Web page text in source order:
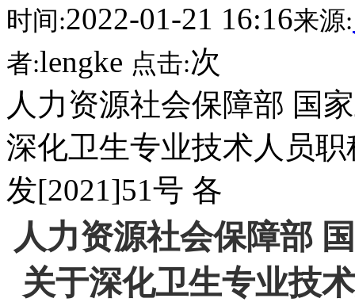
时间:2022-01-21 16:16来源:
者:lengke 点击:次
人力资源社会保障部 国
深化卫生专业技术人员
发[2021]51号 各
人力资源社会保障部
关于深化卫生专业技